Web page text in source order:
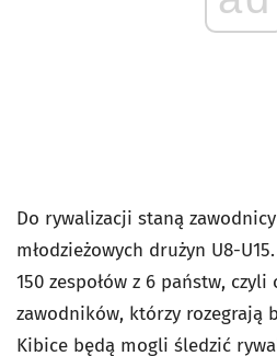
Do rywalizacji staną
młodzieżowych drużyn U8-
150 zespołów z 6 państw, czyli
zawodników, którzy rozegrają
Kibice będą mogli śledzić